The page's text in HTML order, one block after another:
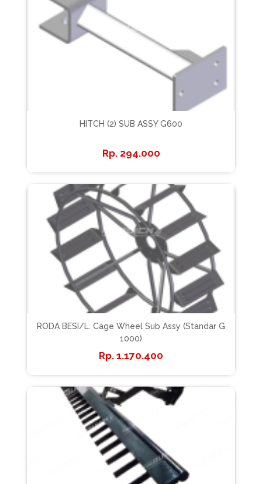
HITCH (2) SUB ASSY G600
294.000
RODA BESI/L. Cage Wheel Sub Assy (Standar G
1000)
1.170.400